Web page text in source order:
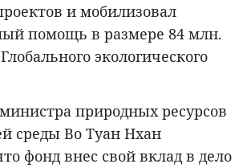
и мобилизовал
помощь в размере 84 млн.
экологического
природных ресурсов
среды Во Туан Нхан
фонд внес свой вклад в дело